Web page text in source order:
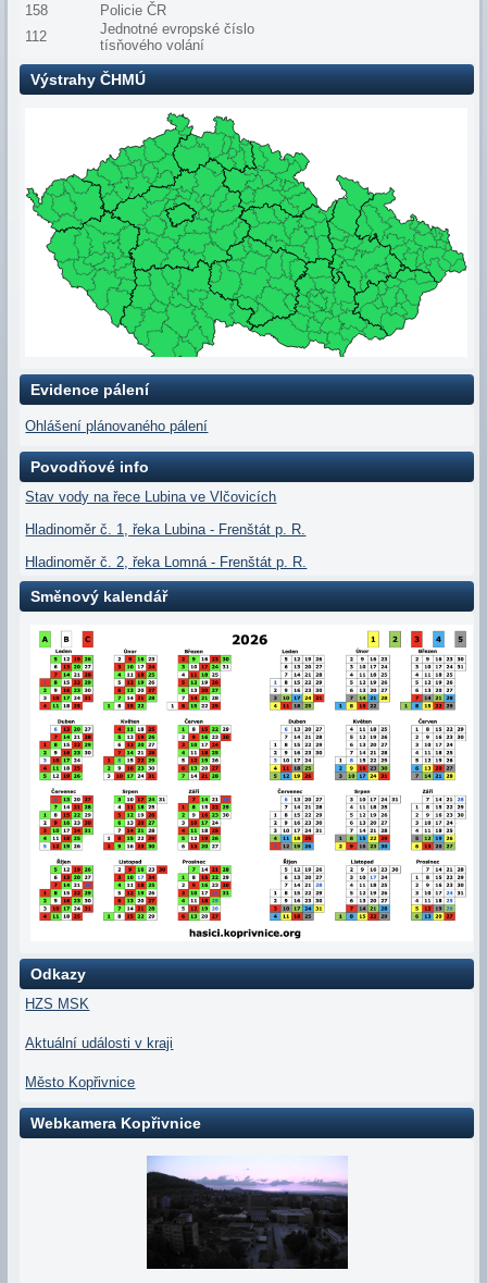
158
Policie ČR
112
Jednotné evropské číslo
tísňového volání
Výstrahy ČHMÚ
Evidence pálení
Ohlášení plánovaného pálení
Povodňové info
Stav vody na řece Lubina ve Vlčovicích
Hladinoměr č. 1, řeka Lubina - Frenštát p. R.
Hladinoměr č. 2, řeka Lomná - Frenštát p. R.
Směnový kalendář
Odkazy
HZS MSK
Aktuální události v kraji
Město Kopřivnice
Webkamera Kopřivnice